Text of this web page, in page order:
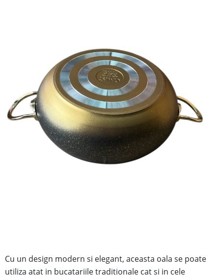
Cu un design modern si elegant, aceasta oala se poate
utiliza atat in bucatariile traditionale cat si in cele